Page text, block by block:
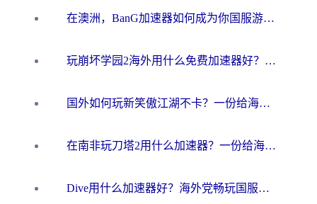
在澳洲，BanG加速器如何成为你国服游戏的“时光机”？
玩崩坏学园2海外用什么免费加速器好？2026海外党亲测国服游戏加速指南
国外如何玩新笑傲江湖不卡？一份给海外游子的终极网络指南
在南非玩刀塔2用什么加速器？一份给海外游子的终极生存指南
Dive用什么加速器好？海外党畅玩国服游戏的终极避坑指南